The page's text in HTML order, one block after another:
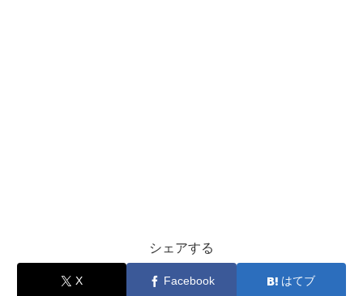
シェアする
X Facebook はてブ